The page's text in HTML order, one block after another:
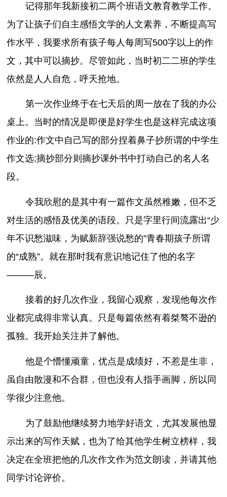
记得那年我新接初二两个班语文教育教学工作。
为了让孩子们自主感悟文学的人文素养，不断提高写
作水平，我要求所有孩子每人每周写500字以上的作
文，其中可以摘抄。尽管如此，当时初二二班的学生
依然是人人自危，呼天抢地。
第一次作业终于在七天后的周一放在了我的办公
桌上。当时的情况是即便是好学生也是这样完成这项
作业的:作文中自己写的部分捏着鼻子抄所谓的中学生
作文选;摘抄部分则摘抄课外书中打动自己的名人名
段。
令我欣慰的是其中有一篇作文虽然稚嫩，但不乏
对生活的感悟及优美的语段。只是字里行间流露出“少
年不识愁滋味，为赋新辞强说愁的”青春期孩子所谓
的“成熟”。就在那时我有意识地记住了他的名字
———辰。
接着的好几次作业，我留心观察，发现他每次作
业都完成得非常认真。只是每篇依然有着桀骜不逊的
孤独。我开始关注并了解他。
他是个懵懂顽童，优点是成绩好，不惹是生非，
虽自由散漫和不合群，但也没有人指手画脚，所以同
学很少注意他。
为了鼓励他继续努力地学好语文，尤其发展他显
示出来的写作天赋，也为了给其他学生树立榜样，我
决定在全班把他的几次作文作为范文朗读，并请其他
同学讨论评价。